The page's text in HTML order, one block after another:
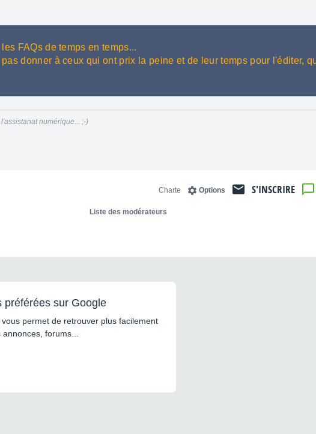
FAQs de temps en temps...
donner à ceux qui ont prix la peine et de leur temps pour l'éditer,
numérique... ;-)
S'INSCRIRE
Options
Charte
Liste des modérateurs
préférées sur Google
permet de retrouver plus facilement
forums...